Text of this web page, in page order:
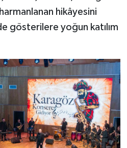
hikâyesini
gösterilere yoğun katılım